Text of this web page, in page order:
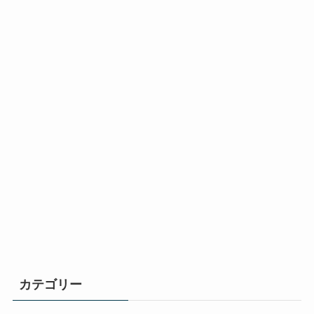
カテゴリー